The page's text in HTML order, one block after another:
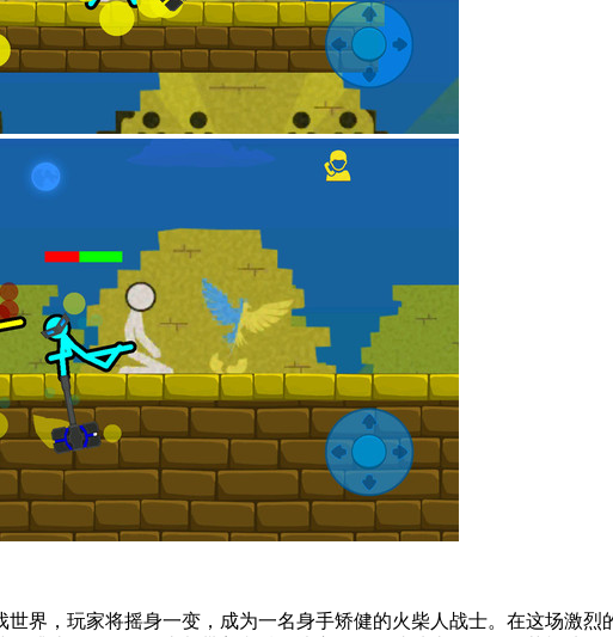
世界，玩家将摇身一变，成为一名身手矫健的火柴人战士。在这场激